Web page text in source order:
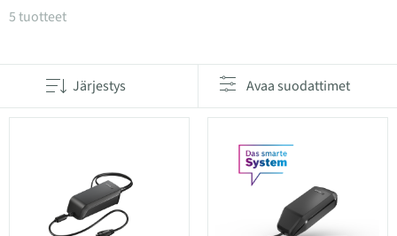
Tuotteet kategoriassa Laturit
5 tuotteet
Järjestys Avaa suodattimet